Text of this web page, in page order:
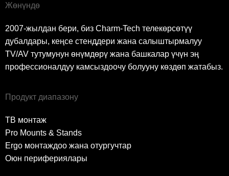
Жөнүндө
2007-жылдан бери, биз Charm-Tech телекөрсөтүү
дубалдары, кеңсе стенддери жана салыштырмалуу
TV/AV тутумунун өнүмдөрү жана башкалар үчүн эң
профессионалдуу камсыздоочу болууну көздөп жатабыз.
Продукт диапазону
ТВ монтаж
Pro Mounts & Stands
Ergo монтаждоо жана отургучтар
Оюн перифериялары